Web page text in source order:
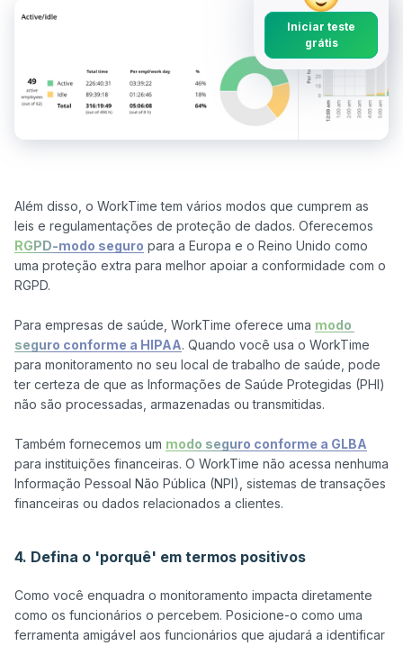
Iniciar teste
grátis
Além disso, o WorkTime tem vários modos que cumprem as
RGPD-modo seguro para a Europa e o Reino Unido como
uma proteção extra para melhor apoiar a conformidade com o
RGPD.
Para empresas de saúde, WorkTime oferece uma modo
seguro conforme a HIPAA. Quando você usa o WorkTime
para monitoramento no seu local de trabalho de saúde, pode
ter certeza de que as Informações de Saúde Protegidas (PHI)
não são processadas, armazenadas ou transmitidas.
Também fornecemos um modo seguro conforme a GLBA
para instituições financeiras. O WorkTime não acessa nenhuma
Informação Pessoal Não Pública (NPI), sistemas de transações
financeiras ou dados relacionados a clientes.
4. Defina o 'porquê' em termos positivos
Como você enquadra o monitoramento impacta diretamente
como os funcionários o percebem. Posicione-o como uma
ferramenta amigável aos funcionários que ajudará a identificar